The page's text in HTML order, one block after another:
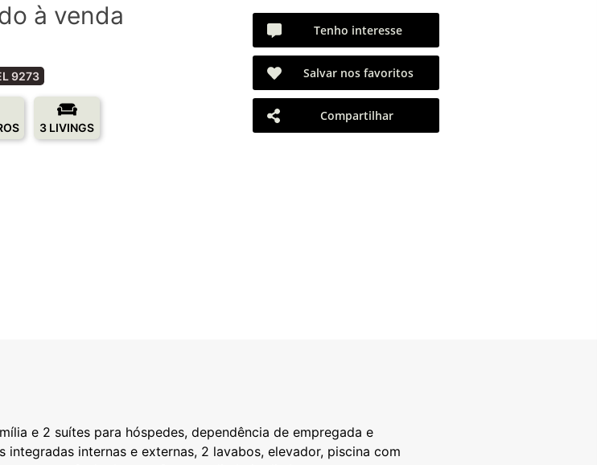
à venda
9273
3 LIVINGS
Tenho interesse
Salvar nos favoritos
Compartilhar
e 2 suítes para hóspedes, dependência de empregada e
internas e externas, 2 lavabos, elevador, piscina com